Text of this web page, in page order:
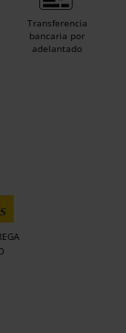
Transferencia
bancaria por
adelantado